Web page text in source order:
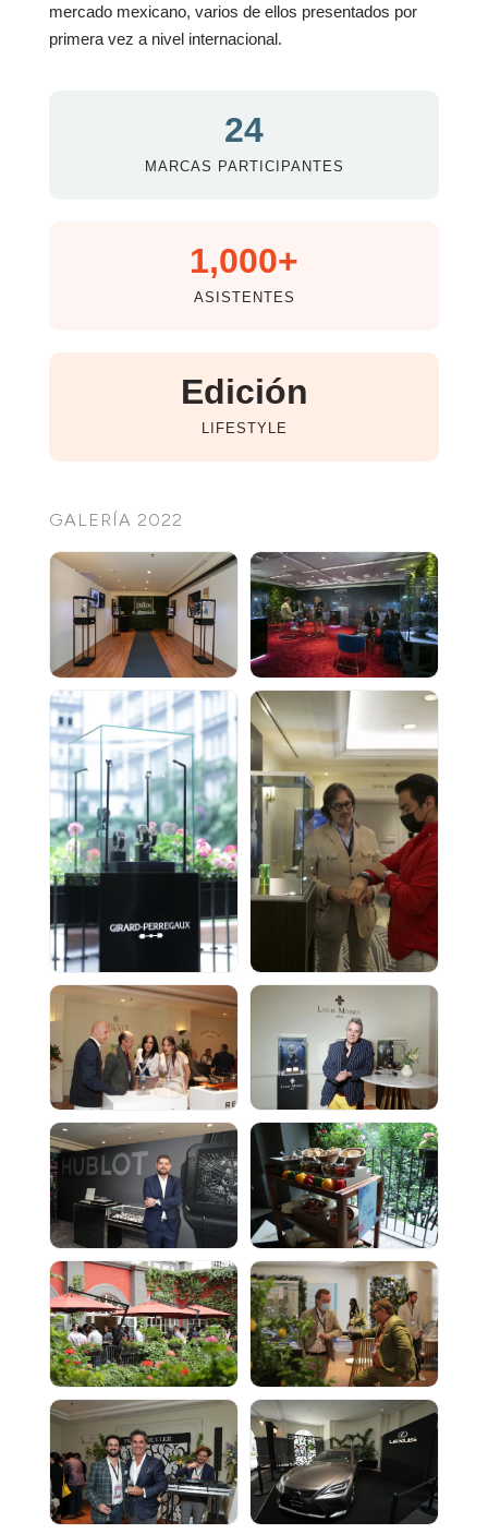
mercado mexicano, varios de ellos presentados por
primera vez a nivel internacional.
24
MARCAS PARTICIPANTES
1,000+
ASISTENTES
Edición
LIFESTYLE
GALERÍA 2022